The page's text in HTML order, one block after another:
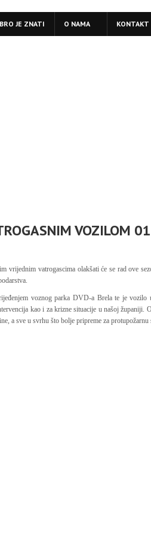
JE ZNATI O NAMA KONTAKT
VOZILOM
vrijednim vatrogascima olakšati će se rad ove
voznog parka DVD-a Brela te je vozilo
kao i za krizne situacije u našoj županiji.
a sve u svrhu što bolje pripreme za protupožarnu